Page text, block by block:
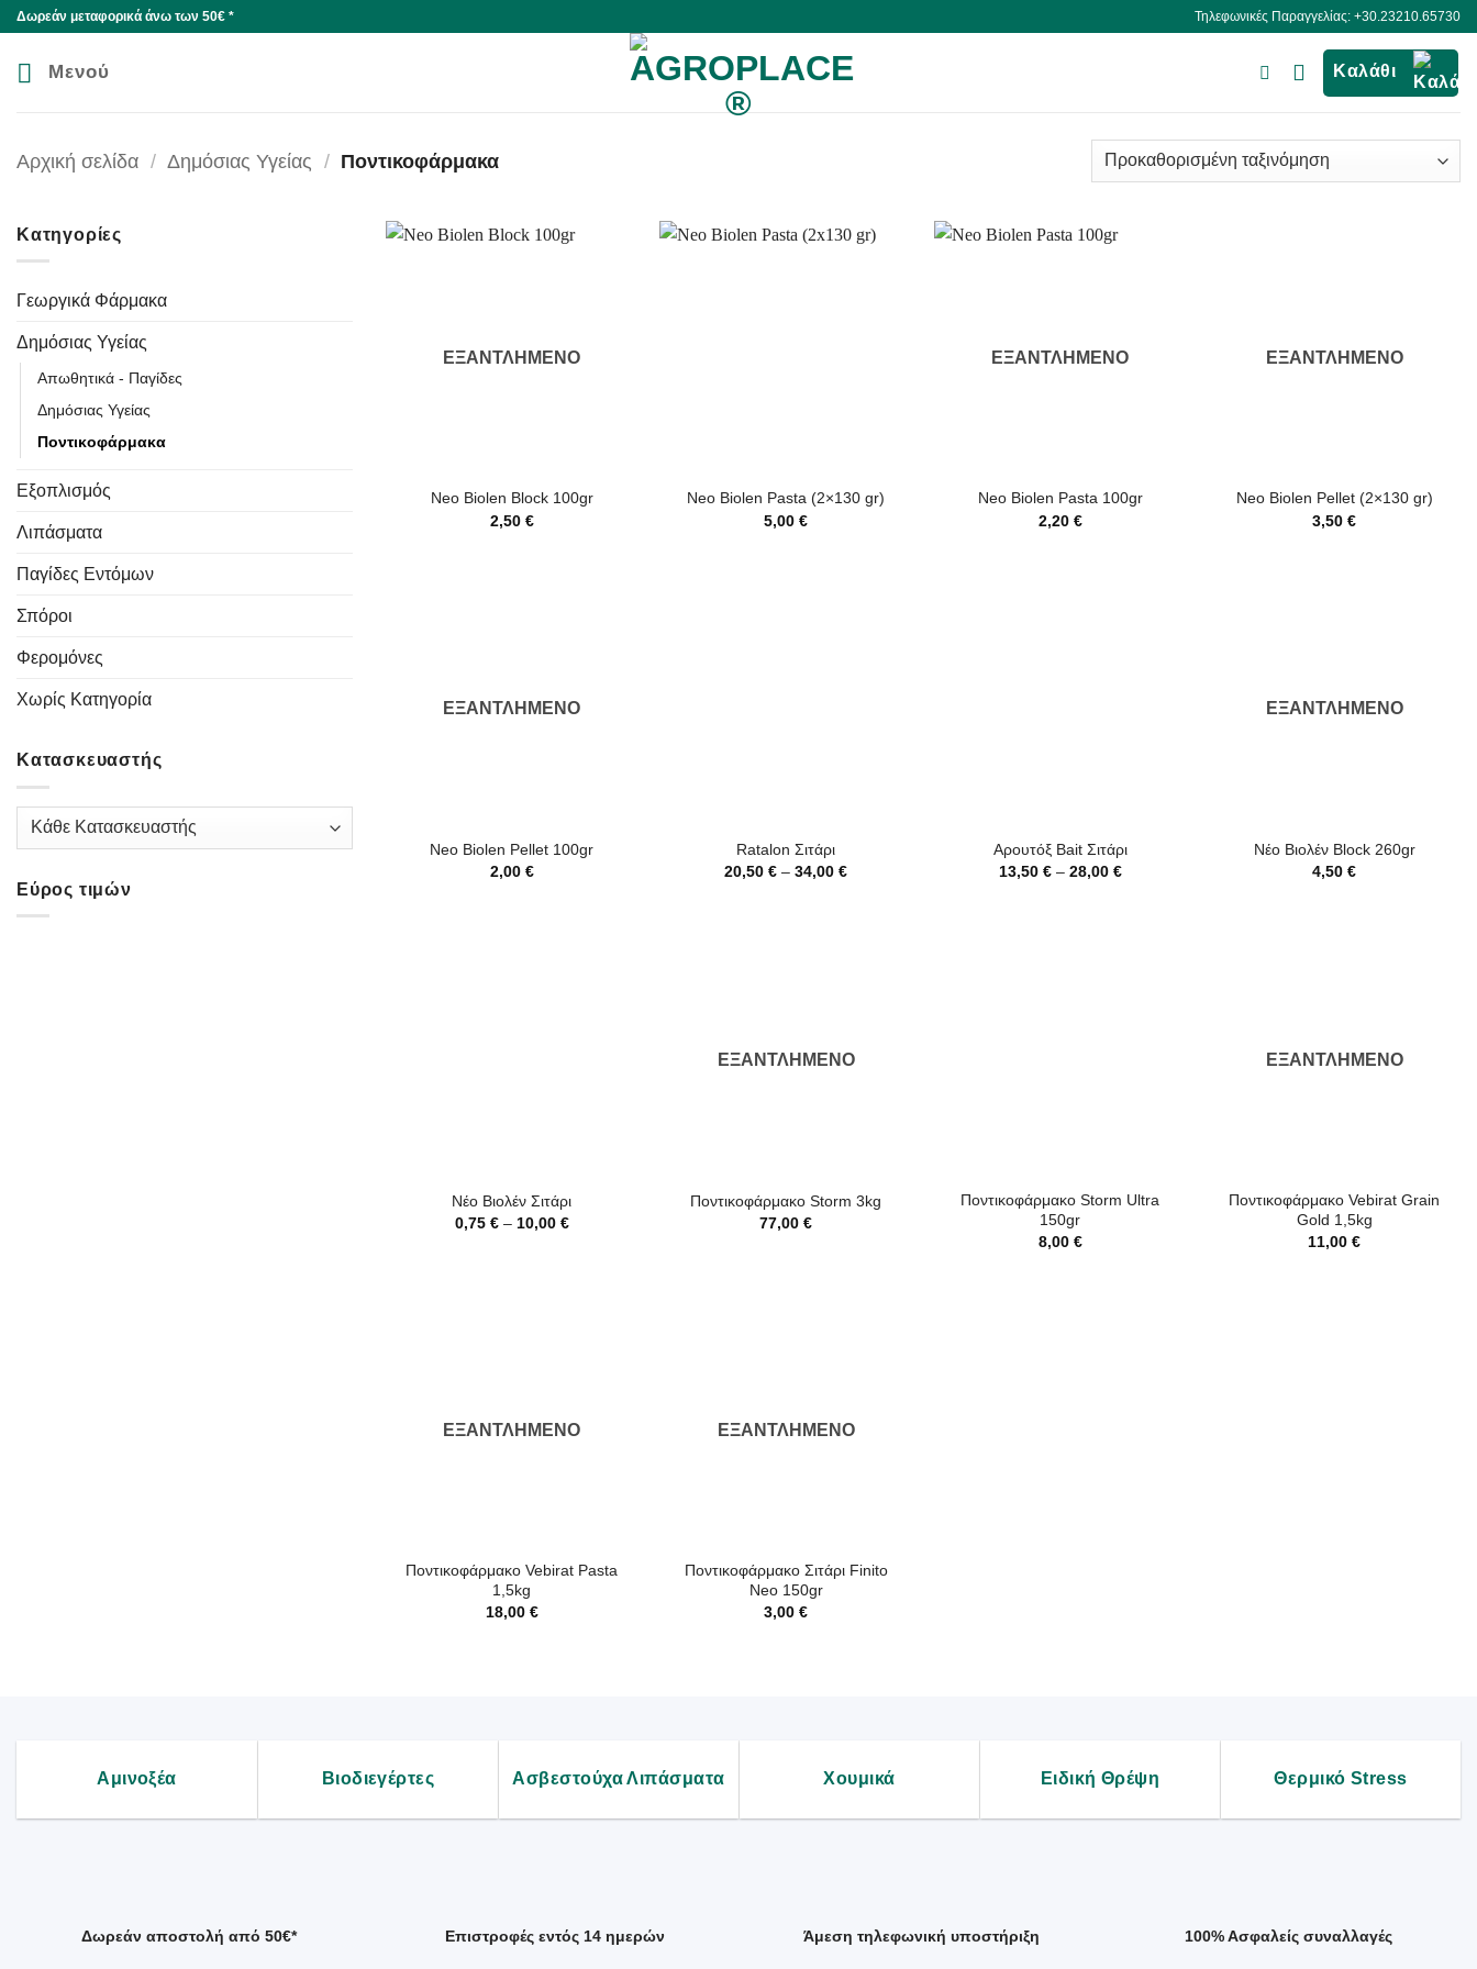
Skip
content
Δωρεάν μεταφορικά άνω των 50€ * Τηλεφωνικές Παραγγελίας: +30.23210.65730
Μενού Καλάθι
Αρχική σελίδα / Δημόσιας Υγείας / Ποντικοφάρμακα
Κατηγορίες
Γεωργικά Φάρμακα
Δημόσιας Υγείας
Απωθητικά - Παγίδες
Δημόσιας Υγείας
Ποντικοφάρμακα
Εξοπλισμός
Λιπάσματα
Παγίδες Εντόμων
Σπόροι
Φερομόνες
Χωρίς Κατηγορία
Κατασκευαστής
Εύρος τιμών
ΕΞΑΝΤΛΗΜΈΝΟ
Neo Biolen Block 100gr
2,50 €
Neo Biolen Pasta (2×130 gr)
5,00€
ΕΞΑΝΤΛΗΜΈΝΟ
Neo Biolen Pasta 100gr
2,20 €
ΕΞΑΝΤΛΗΜΈΝΟ
Neo Biolen Pellet (2×130 gr)
3,50€
ΕΞΑΝΤΛΗΜΈΝΟ
Neo Biolen Pellet 100gr
2,00 €
Ratalon Σιτάρι
20,50€ – 34,00€Price
Αρουτόξ Bait Σιτάρι
13,50 € – 28,00 €Price
ΕΞΑΝΤΛΗΜΈΝΟ
Νέο Βιολέν Block 260gr
4,50€
Νέο Βιολέν Σιτάρι
0,75 € – 10,00 €Price
ΕΞΑΝΤΛΗΜΈΝΟ
Ποντικοφάρμακο Storm 3kg
77,00€
Ποντικοφάρμακο Storm Ultra
150gr
8,00 €
ΕΞΑΝΤΛΗΜΈΝΟ
Ποντικοφάρμακο Vebirat Grain
Gold 1,5kg
11,00€
ΕΞΑΝΤΛΗΜΈΝΟ
Ποντικοφάρμακο Vebirat Pasta
1,5kg
18,00 €
ΕΞΑΝΤΛΗΜΈΝΟ
Ποντικοφάρμακο Σιτάρι Finito
Neo 150gr
3,00€
Αμινοξέα Βιοδιεγέρτες Ασβεστούχα Λιπάσματα Χουμικά Ειδική Θρέψη Θερμικό Stress
Δωρεάν αποστολή από 50€* Επιστροφές εντός 14 ημερών Άμεση τηλεφωνική υποστήριξη 100% Ασφαλείς συναλλαγές